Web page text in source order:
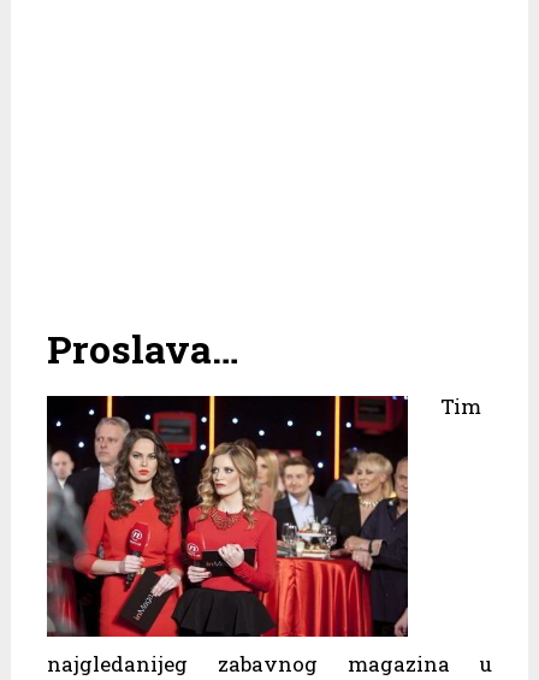
Proslava…
Tim
najgledanijeg zabavnog magazina u